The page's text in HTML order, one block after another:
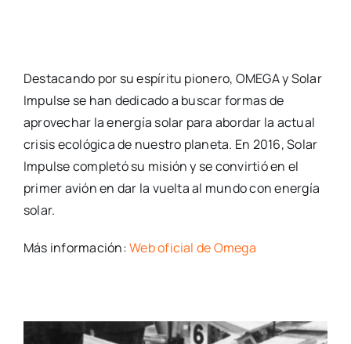
Destacando por su espíritu pionero, OMEGA y Solar
Impulse se han dedicado a buscar formas de
aprovechar la energía solar para abordar la actual
crisis ecológica de nuestro planeta. En 2016, Solar
Impulse completó su misión y se convirtió en el
primer avión en dar la vuelta al mundo con energía
solar.
Más información:Web oficial de Omega